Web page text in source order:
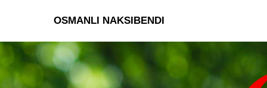
OSMANLI NAKSIBENDI